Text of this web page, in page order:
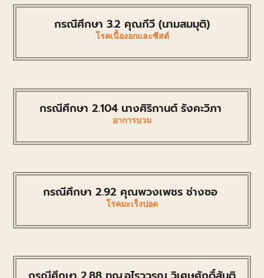
กรณีศึกษา 3.2 คุณกีวี (นามสมมุติ)
โรคเนื้องอกและซีสต์
กรณีศึกษา 2.104 นางศิริกานต์ รังคะวิภา
อาการบวม
กรณีศึกษา 2.92 คุณพวงเพชร ช่างซอ
โรคมะเร็งปอด